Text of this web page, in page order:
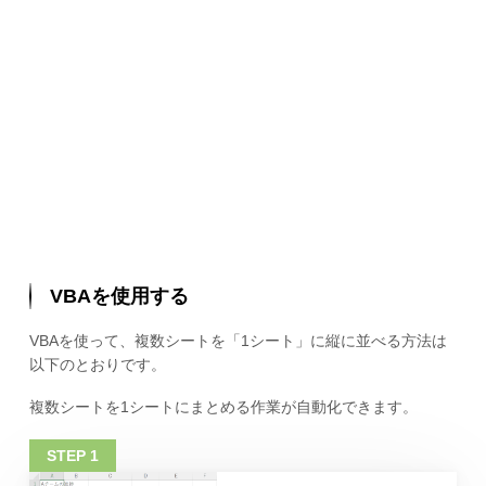
VBAを使用する
VBAを使って、複数シートを「1シート」に縦に並べる方法は
以下のとおりです。
複数シートを1シートにまとめる作業が自動化できます。